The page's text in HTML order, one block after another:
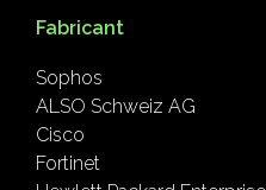
Fabricant
Sophos
ALSO Schweiz AG
Cisco
Fortinet